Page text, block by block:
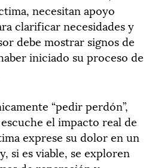
necesitan apoyo
clarificar necesidades y
debe mostrar signos de
iniciado su proceso de
“pedir perdón”,
el impacto real de
exprese su dolor en un
si es viable, se exploren